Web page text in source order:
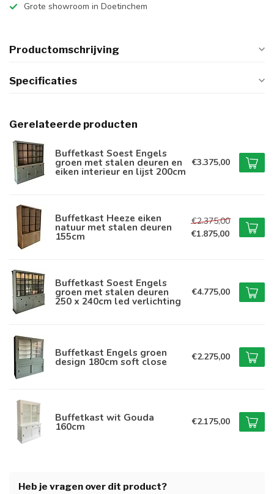
Grote showroom in Doetinchem
Productomschrijving
Specificaties
Gerelateerde producten
Buffetkast Soest Engels
groen met stalen deuren en
eiken interieur en lijst 200cm
€3.375,00
Buffetkast Heeze eiken
natuur met stalen deuren
155cm
€2.375,00
€1.875,00
Buffetkast Soest Engels
groen met stalen deuren
250 x 240cm led verlichting
€4.775,00
Buffetkast Engels groen
design 180cm soft close €2.275,00
Buffetkast wit Gouda
160cm €2.175,00
Heb je vragen over dit product?